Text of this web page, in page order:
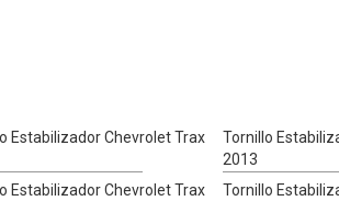
Estabilizador Chevrolet Trax
Tornillo
2013
Estabilizador Chevrolet Trax
Tornillo